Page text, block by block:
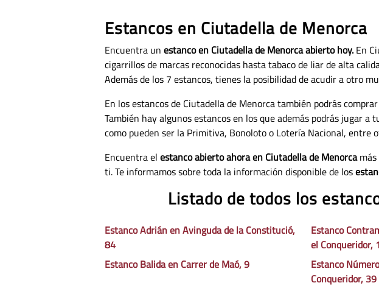
Estancos en Ciutadella de Menorca
Encuentra un estanco en Ciutadella de Menorca abierto hoy. En
cigarrillos de marcas reconocidas hasta tabaco de liar de alta
Además de los 7 estancos, tienes la posibilidad de acudir a otro
En los estancos de Ciutadella de Menorca también podrás
También hay algunos estancos en los que además podrás jugar a
como pueden ser la Primitiva, Bonoloto o Lotería Nacional, entre
Encuentra el estanco abierto ahora en Ciutadella de Menorcamás
ti. Te informamos sobre toda la información disponible de los
Listado de todos los
Estanco Adrián en Avinguda de la Constitució,
84
Estanco Balida en Carrer de Maó, 9
Estanco
el Conqueridor,
Estanco
Conqueridor, 39